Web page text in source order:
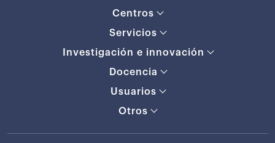
Centros
Servicios
Investigación e innovación
Docencia
Usuarios
Otros